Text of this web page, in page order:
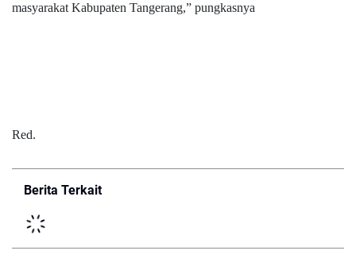
masyarakat Kabupaten Tangerang,” pungkasnya
Red.
Berita Terkait